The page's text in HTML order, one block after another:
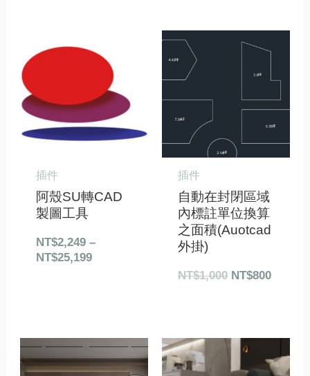
插件
阿殼SU轉CAD
製圖工具
NT$2,249 –
NT$25,199
格
圍：
NT$2,249
到
NT$25,199
插件
自動在封閉區域
內標註單位換算
之面積(Auotcad
外掛)
NT$1,000
NT$1,000。
NT$800
前
格：
原
始
目
前
原
目